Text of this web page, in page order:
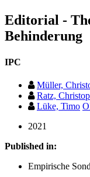
Editorial -
Behinderung
IPC
Müller,
Ratz,
Lüke, Timo
2021
Published in:
Empirische